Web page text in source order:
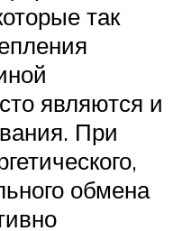
так
являются и
При
обмена